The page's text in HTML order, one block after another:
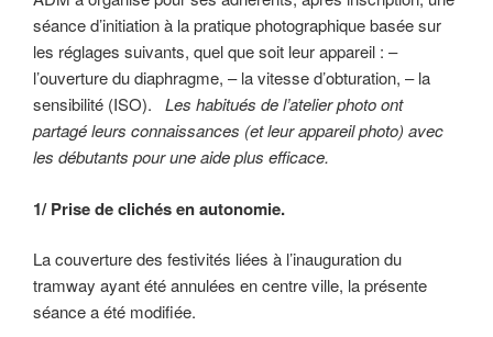
séance d’initiation à la pratique photographique basée sur
les réglages suivants, quel que soit leur appareil : –
l’ouverture du diaphragme, – la vitesse d’obturation, – la
sensibilité (ISO). Les habitués de l’atelier photo ont
partagé leurs connaissances (et leur appareil photo) avec
les débutants pour une aide plus efficace.
1/ Prise de clichés en autonomie.
La couverture des festivités liées à l’inauguration du
tramway ayant été annulées en centre ville, la présente
séance a été modifiée.